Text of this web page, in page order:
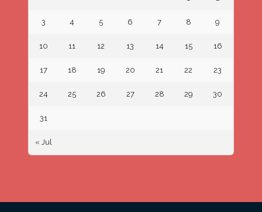
« Jul
3 4 5 6 7 8 9
10 11 12 13 14 15 16
17 18 19 20 21 22 23
24 25 26 27 28 29 30
31